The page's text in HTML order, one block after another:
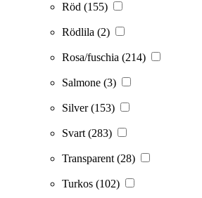
Röd (155)
Rödlila (2)
Rosa/fuschia (214)
Salmone (3)
Silver(153)
Svart (283)
Transparent (28)
Turkos (102)